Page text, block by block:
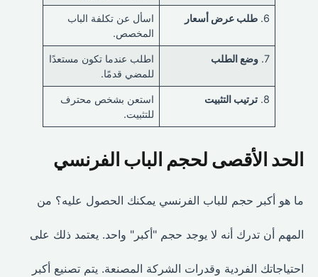
طلب عرض أسعار
اسأل عن تكلفة الباب
المخصص.
وضع الطلب
اطلب عندما تكون مستعدًا
للمضي قدمًا.
ترتيب التثبيت
استعن بشخص محترف
للتثبيت.
الحد الأقصى لحجم الباب الفرنسي
ما هو أكبر حجم للباب الفرنسي يمكنك الحصول عليه؟ من
المهم أن تدرك أنه لا يوجد حجم "أكبر" واحد. يعتمد ذلك على
احتياجاتك الفردية وقدرات الشركة المصنعة. يتم تصنيع أكبر